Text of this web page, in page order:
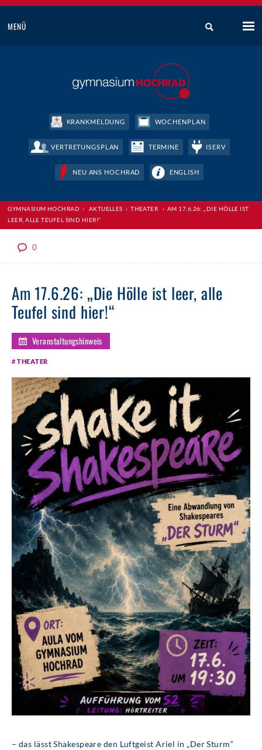
MENÜ
KRANKMELDUNG WOCHENPLAN
VERTRETUNGSPLAN TERMINE ISERV
NEU ANS HOCHRAD ENGLISH
GYMNASIUM HOCHRAD › AKTUELLES ›THEATER › AM 17.6.26: „DIE HÖLLE IST
LEER, ALLE TEUFEL SIND HIER!“
0
Am 17.6.26: „Die Hölle ist leer, alle
Teufel sind hier!“
Veranstaltungshinweis
THEATER
– das lässt Shakespeare den Luftgeist Ariel in „Der Sturm“